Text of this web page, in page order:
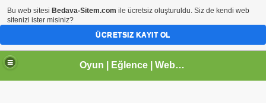
Oyun | Eğlence | Webmaster | tr.gg Paylaşım Sitesi | Arhavi |Kireçlik Köyü
Bu web sitesi Bedava-Sitem.com ile ücretsiz oluşturuldu. Siz de kendi web
sitenizi ister misiniz?
ÜCRETSIZ KAYIT OL